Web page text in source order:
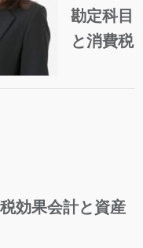
勘定科目
と消費税
効果会計と資産